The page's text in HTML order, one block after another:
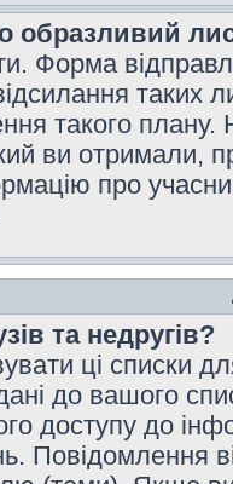
образливий
Форма
таких
такого
ви отримали,
про
та недругів?
ці списки
до вашого
доступу до
Повідомлення